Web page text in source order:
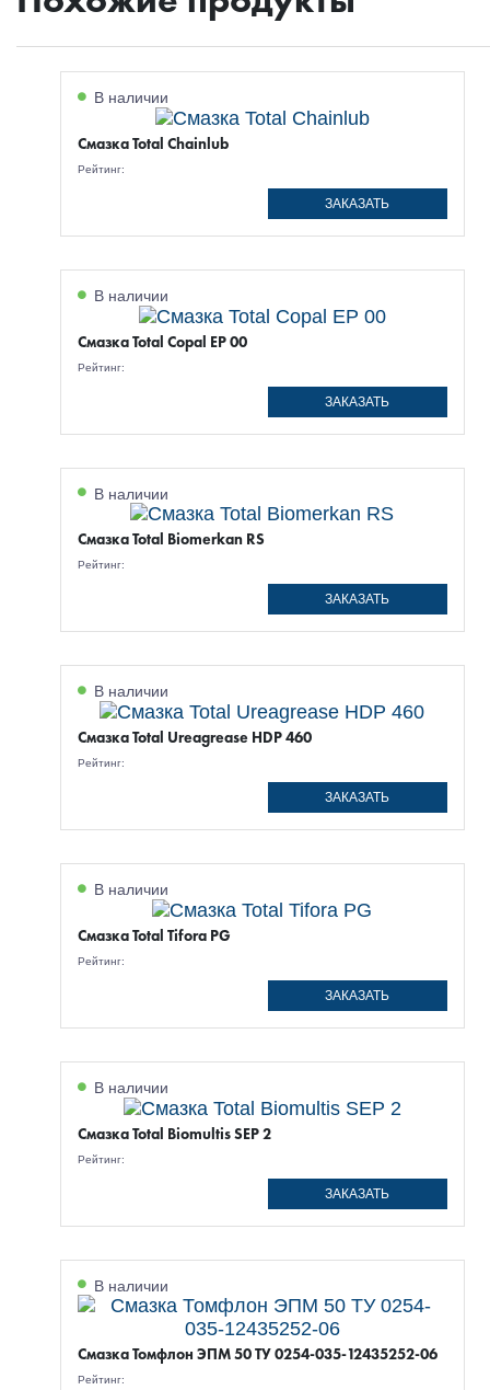
В наличии
Смазка Total Chainlub
Рейтинг:
ЗАКАЗАТЬ
В наличии
Смазка Total Copal EP 00
Рейтинг:
ЗАКАЗАТЬ
В наличии
Смазка Total Biomerkan RS
Рейтинг:
ЗАКАЗАТЬ
В наличии
Смазка Total Ureagrease HDP 460
Рейтинг:
ЗАКАЗАТЬ
В наличии
Смазка Total Tifora PG
Рейтинг:
ЗАКАЗАТЬ
В наличии
Смазка Total Biomultis SEP 2
Рейтинг:
ЗАКАЗАТЬ
В наличии
Смазка Томфлон ЭПМ 50 ТУ 0254-035-12435252-06
Рейтинг: